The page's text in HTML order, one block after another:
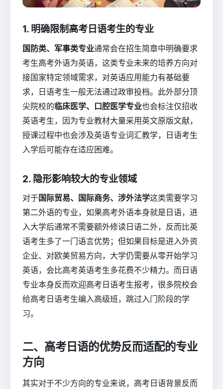
1. 明确限制高考日语考生的专业
国防类、军事类专业通常会在招生简章中明确要求
考生高考外语为英语，这类专业未来的培养方向对
接国家特定领域需求，对英语应用能力有基础要
求，日语考生一般无法通过政审投档。此外部分顶
尖院校的临床医学、口腔医学专业也会标注仅招收
英语考生，因为专业教材大量采用英文原版文献，
授课过程中也会涉及英语专业词汇教学，日语考生
入学后可能存在适应困难。
2. 隐形影响较大的专业领域
对于国际贸易、国际商务、涉外法学这类需要学习
第二外语的专业，如果高考外语本身就是日语，进
入大学后通常不需要额外修读日语二外，反而比英
语考生多了一门语言优势；但如果目标是进入外资
企业、对欧美贸易方向，大学仍需要从零开始学习
英语，会比高考英语考生多花费不少精力。而日语
专业本身反而欢迎高考日语考生报考，很多院校会
给高考日语考生编入高级班，跳过入门阶段的学
习。
二、高考日语的优势反而适配的专业
方向
其实对于不少方向的专业来说，高考日语背景反而